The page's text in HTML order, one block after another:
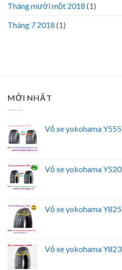
Tháng mười một 2018 (1)
Tháng 7 2018 (1)
MỚI NHẤT
Vỏ xe yokohama Y555
Vỏ xe yokohama Y520
Vỏ xe yokohama Y825
Vỏ xe yokohama Y823